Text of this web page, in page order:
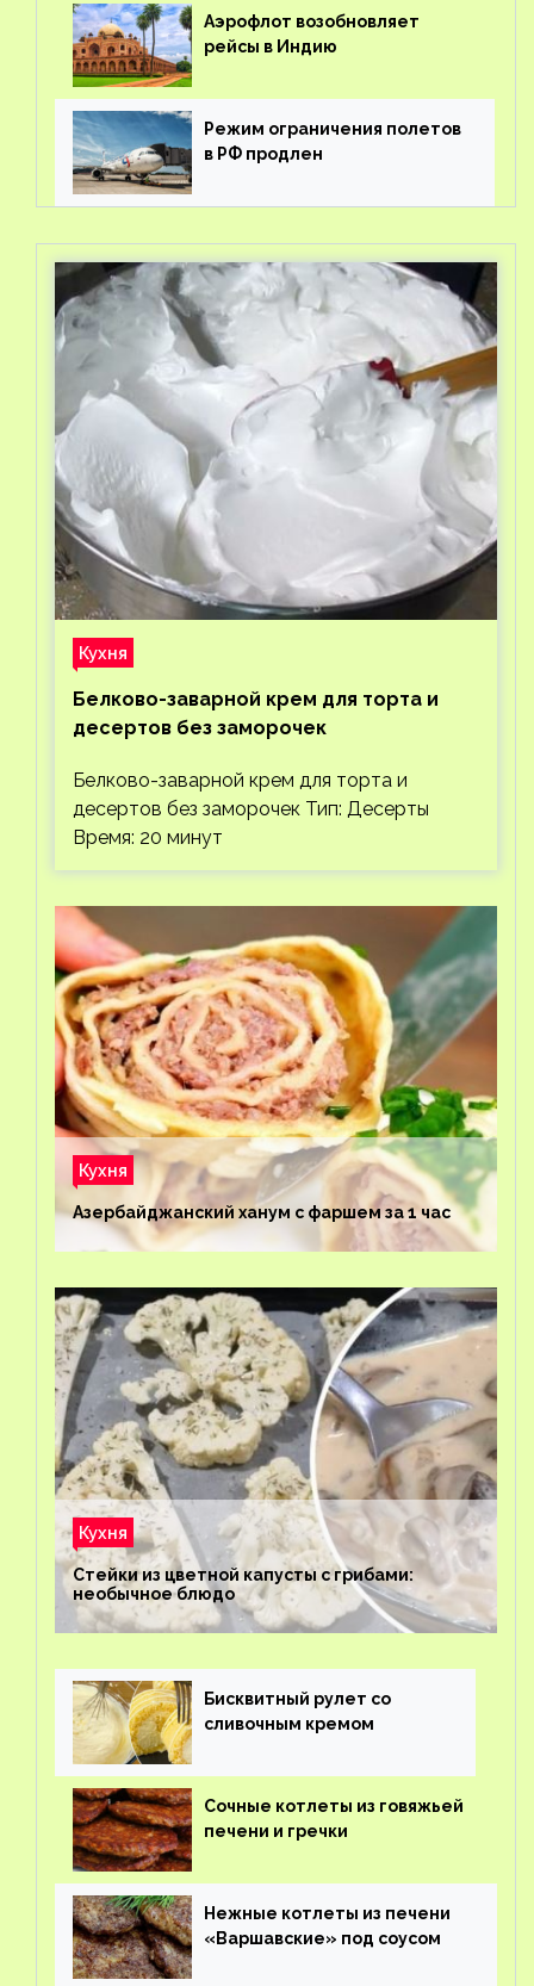
Аэрофлот возобновляет
рейсы в Индию
Режим ограничения полетов
в РФ продлен
Кухня
Белково-заварной крем для торта и
десертов без заморочек
Белково-заварной крем для торта и
десертов без заморочек Тип: Десерты
Время: 20 минут
Кухня
Азербайджанский ханум с фаршем за 1 час
Кухня
Стейки из цветной капусты с грибами:
необычное блюдо
Бисквитный рулет со
сливочным кремом
Сочные котлеты из говяжьей
печени и гречки
Нежные котлеты из печени
«Варшавские» под соусом